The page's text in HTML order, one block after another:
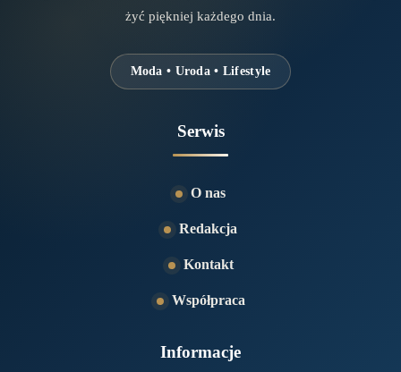
żyć piękniej każdego dnia.
Moda • Uroda • Lifestyle
Serwis
O nas
Redakcja
Kontakt
Współpraca
Informacje